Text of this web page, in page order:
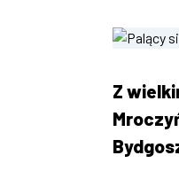
Z